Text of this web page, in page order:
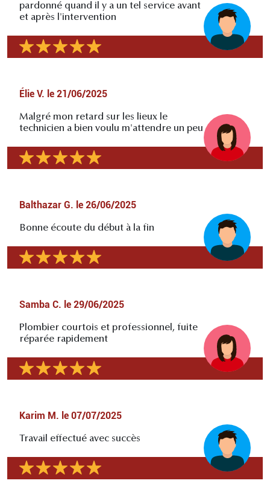
pardonné quand il y a un tel service avant
et après l'intervention
Élie V. le 21/06/2025
Malgré mon retard sur les lieux le
technicien a bien voulu m'attendre un peu
Balthazar G. le 26/06/2025
Bonne écoute du début à la fin
Samba C. le 29/06/2025
Plombier courtois et professionnel, fuite
réparée rapidement
Karim M. le 07/07/2025
Travail effectué avec succès